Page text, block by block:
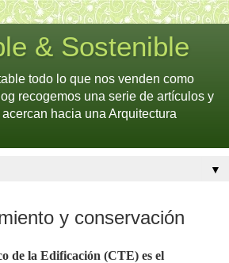
& Sostenible
todo lo que nos venden como
recogemos una serie de artículos y
hacia una Arquitectura
▼
y conservación
de la Edificación (CTE) es el